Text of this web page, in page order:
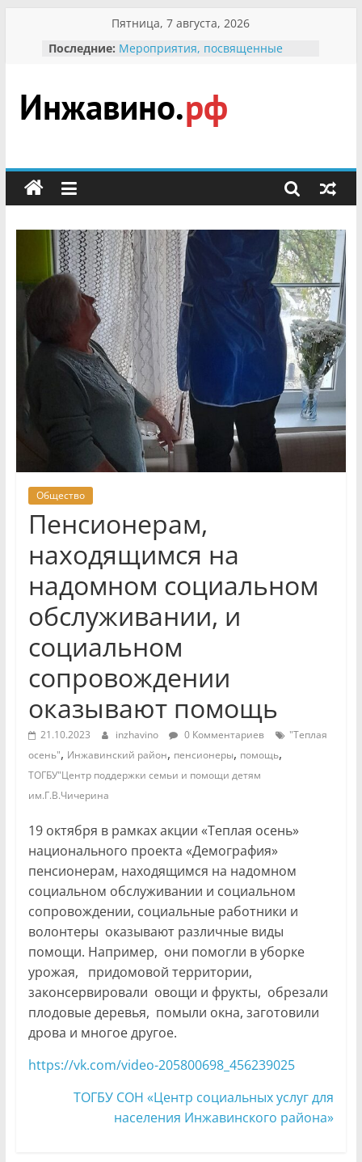
содержимому
Пятница, 7 августа, 2026
Последние: Мероприятия, посвященные
гражданин Инжавинского округа»
участнице Великой
Отечественной, фронтовичке
Безопасность в сети Интернет
мероприятии «Сохраним
первоцветы!»
В вольере Воронинского
заповедника родились крапчатые
суслики
Инжавино.рф
сельский
портал
Общество
Пенсионерам,
находящимся на
надомном социальном
обслуживании, и
социальном
сопровождении
оказывают помощь
21.10.2023 inzhavino 0 Комментариев
"Теплая
осень", Инжавинский район, пенсионеры, помощь,
ТОГБУ"Центр поддержки семьи и помощи детям
им.Г.В.Чичерина
19 октября в рамках акции «Теплая осень»
национального проекта «Демография»
пенсионерам, находящимся на надомном
социальном обслуживании и социальном
сопровождении, социальные работники и
волонтеры оказывают различные виды
помощи. Например, они помогли в уборке
урожая, придомовой территории,
законсервировали овощи и фрукты, обрезали
плодовые деревья, помыли окна, заготовили
дрова и многое другое.
https://vk.com/video-205800698_456239025
ТОГБУ СОН «Центр социальных услуг для
населения Инжавинского района»